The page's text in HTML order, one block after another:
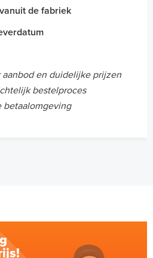
de fabriek
aanbod en duidelijke prijzen
bestelproces
betaalomgeving